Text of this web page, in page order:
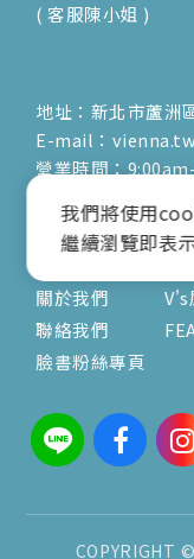
( 客服陳小姐 )
地址：新北市蘆洲
E-mail：
營業時間：
關於
關於我們
聯絡我們
臉書粉絲專頁
文
V's
COPYRIGHT
我們將使用
繼續瀏覽即表